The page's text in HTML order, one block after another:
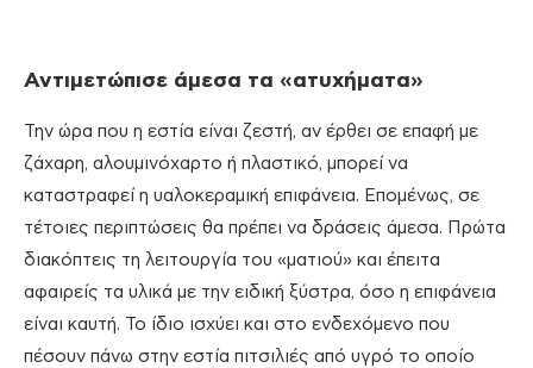
Αντιμετώπισε άμεσα τα «ατυχήματα»
Την ώρα που η εστία είναι ζεστή, αν έρθει σε επαφή με
ζάχαρη, αλουμινόχαρτο ή πλαστικό, μπορεί να
καταστραφεί η υαλοκεραμική επιφάνεια. Επομένως, σε
τέτοιες περιπτώσεις θα πρέπει να δράσεις άμεσα. Πρώτα
διακόπτεις τη λειτουργία του «ματιού» και έπειτα
αφαιρείς τα υλικά με την ειδική ξύστρα, όσο η επιφάνεια
είναι καυτή. Το ίδιο ισχύει και στο ενδεχόμενο που
πέσουν πάνω στην εστία πιτσιλιές από υγρό το οποίο